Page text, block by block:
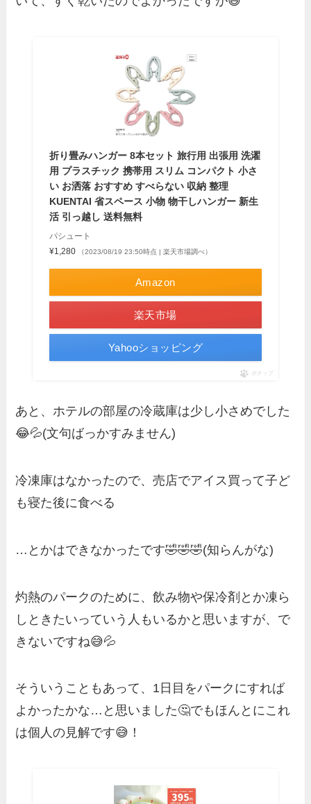
折り畳みハンガー 8本セット 旅行用 出張用 洗濯
用 プラスチック 携帯用 スリム コンパクト 小さ
い お洒落 おすすめ すべらない 収納 整理
KUENTAI 省スペース 小物 物干しハンガー 新生
活 引っ越し 送料無料
パシュート
¥1,280
（2023/08/19 23:50時点 | 楽天市場調べ）
Amazon
楽天市場
Yahooショッピング
ポチップ
あと、ホテルの部屋の冷蔵庫は少し小さめでした
😂💦(文句ばっかすみません)
冷凍庫はなかったので、売店でアイス買って子ど
も寝た後に食べる
…とかはできなかったです🤣🤣🤣(知らんがな)
灼熱のパークのために、飲み物や保冷剤とか凍ら
しときたいっていう人もいるかと思いますが、で
きないですね😅💦
そういうこともあって、1日目をパークにすれば
よかったかな…と思いました🤔でもほんとにこれ
は個人の見解です😅！